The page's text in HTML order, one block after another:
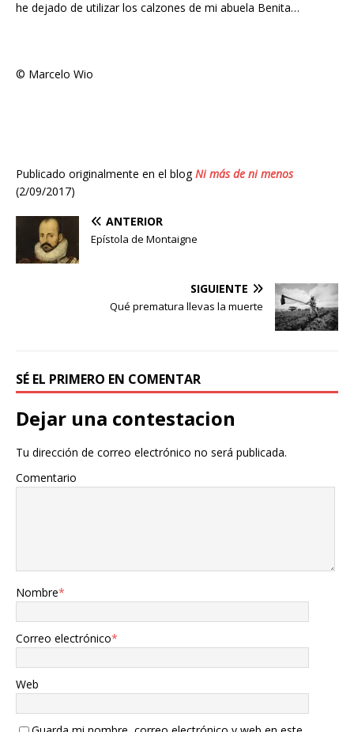
he dejado de utilizar los calzones de mi abuela Benita…
© Marcelo Wio
Publicado originalmente en el blogNi más de ni menos
(2/09/2017)
ANTERIOR
Epístola de Montaigne
SIGUIENTE
Qué prematura llevas la muerte
SÉ EL PRIMERO EN COMENTAR
Dejar una contestacion
Tu dirección de correo electrónico no será publicada.
Comentario
Nombre*
Correo electrónico*
Web